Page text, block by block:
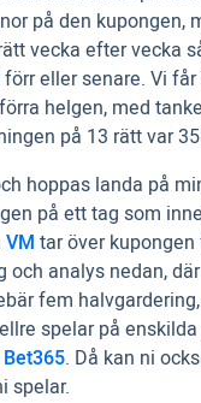
på den kupongen,
vecka efter vecka
eller senare. Vi
helgen, med
på 13 rätt var
hoppas landa på
på ett tag som
VM tar över
och analys nedan,
fem
spelar på
Bet365. Då kan ni
spelar.